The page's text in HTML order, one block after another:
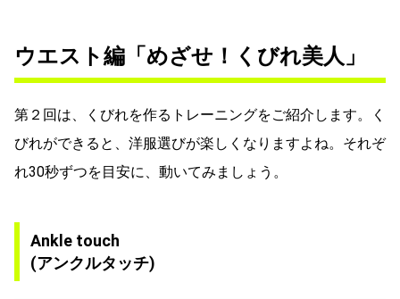
ウエスト編「めざせ！くびれ美人」
第２回は、くびれを作るトレーニングをご紹介します。く
びれができると、洋服選びが楽しくなりますよね。それぞ
れ30秒ずつを目安に、動いてみましょう。
Ankle touch
(アンクルタッチ)